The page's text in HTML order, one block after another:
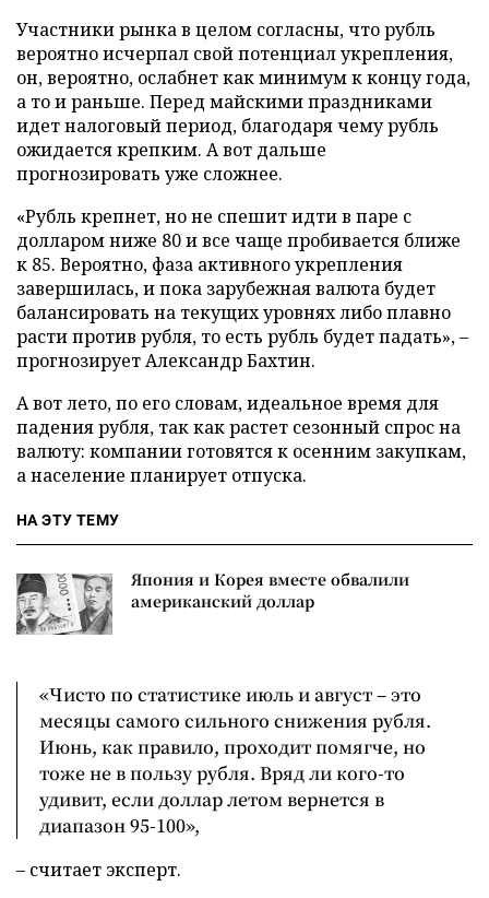
Участники рынка в целом согласны, что рубль
вероятно исчерпал свой потенциал укрепления,
он, вероятно, ослабнет как минимум к концу года,
а то и раньше. Перед майскими праздниками
идет налоговый период, благодаря чему рубль
ожидается крепким. А вот дальше
прогнозировать уже сложнее.
«Рубль крепнет, но не спешит идти в паре с
долларом ниже 80 и все чаще пробивается ближе
к 85. Вероятно, фаза активного укрепления
завершилась, и пока зарубежная валюта будет
балансировать на текущих уровнях либо плавно
расти против рубля, то есть рубль будет падать», –
прогнозирует Александр Бахтин.
А вот лето, по его словам, идеальное время для
падения рубля, так как растет сезонный спрос на
валюту: компании готовятся к осенним закупкам,
а население планирует отпуска.
НА ЭТУ ТЕМУ
Япония и Корея вместе обвалили
американский доллар
«Чисто по статистике июль и август – это
месяцы самого сильного снижения рубля.
Июнь, как правило, проходит помягче, но
тоже не в пользу рубля. Вряд ли кого-то
удивит, если доллар летом вернется в
диапазон 95-100»,
– считает эксперт.